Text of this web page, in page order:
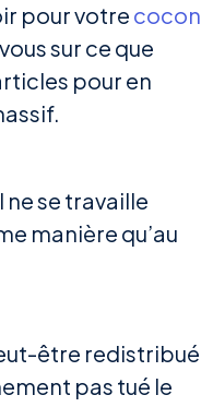
pour votre cocon
sur ce que
pour en
ne se travaille
manière qu’au
être redistribué
pas tué le